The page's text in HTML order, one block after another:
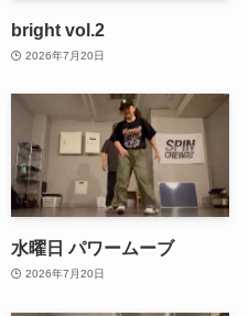
bright vol.2
2026年7月20日
水曜日 パワームーブ
2026年7月20日